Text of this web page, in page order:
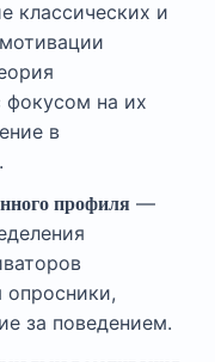
классических и
на их
в
профиля —
опросники,
за поведением.